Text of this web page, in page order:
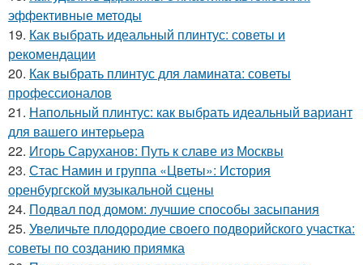
эффективные методы
19. Как выбрать идеальный плинтус: советы и
рекомендации
20. Как выбрать плинтус для ламината: советы
профессионалов
21. Напольный плинтус: как выбрать идеальный вариант
для вашего интерьера
22. Игорь Саруханов: Путь к славе из Москвы
23. Стас Намин и группа «Цветы»: История
оренбургской музыкальной сцены
24. Подвал под домом: лучшие способы засыпания
25. Увеличьте плодородие своего подворийского участка:
советы по созданию приямка